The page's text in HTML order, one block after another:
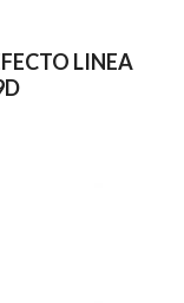
LINEA